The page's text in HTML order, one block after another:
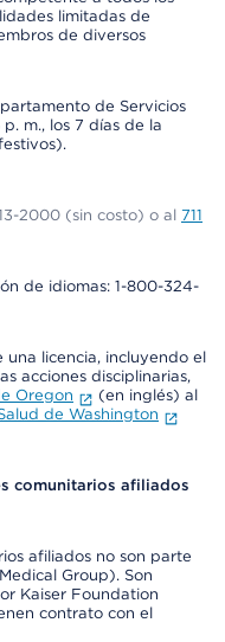
limitadas de
de diversos
de Servicios
m., los 7 días de la
2000 (sin costo) o al 711
de idiomas: 1-800-324-
una licencia, incluyendo el
acciones disciplinarias,
Oregon
(en inglés) al
de Washington
comunitarios afiliados
afiliados no son parte
Group). Son
Kaiser Foundation
contrato con el